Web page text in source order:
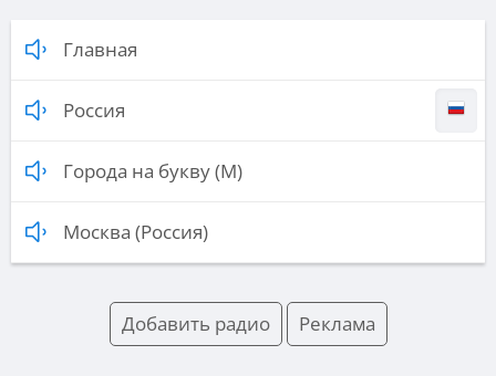
Главная
Россия
Города на букву (М)
Москва (Россия)
Добавить радио Реклама